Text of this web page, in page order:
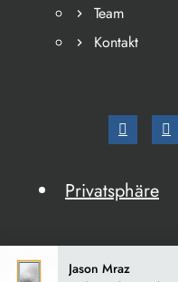
Team
Kontakt
Privatsphäre
Jason Mraz